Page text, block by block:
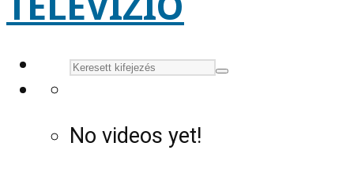
No videos yet!